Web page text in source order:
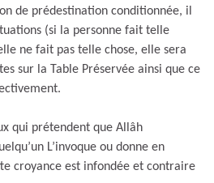
de prédestination conditionnée, il
(si la personne fait telle
ne fait pas telle chose, elle sera
sur la Table Préservée ainsi que ce
qui prétendent que Allâh
L’invoque ou donne en
croyance est infondée et contraire